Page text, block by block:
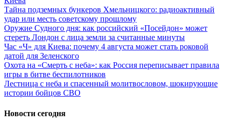
Тайна подземных бункеров Хмельницкого: радиоактивный
удар или месть советскому прошлому
Оружие Судного дня: как российский «Посейдон» может
стереть Лондон с лица земли за считанные минуты
Час «Ч» для Киева: почему 4 августа может стать роковой
датой для Зеленского
Охота на «Смерть с неба»: как Россия переписывает правила
игры в битве беспилотников
Лестница с неба и спасенный молитвословом, шокирующие
истории бойцов СВО
Новости сегодня